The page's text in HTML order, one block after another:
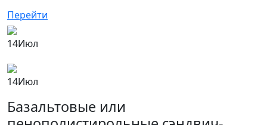
Перейти
14Июл
14Июл
Базальтовые или